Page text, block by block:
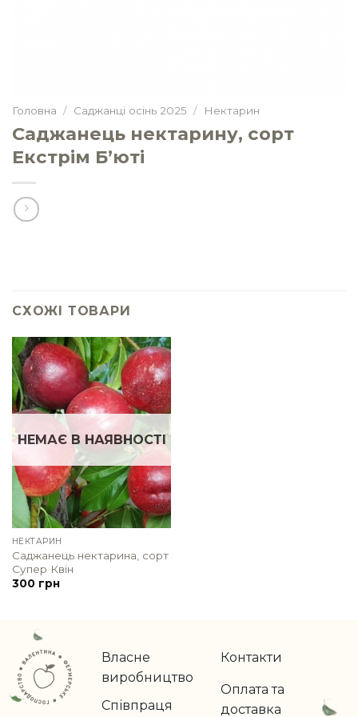
Головна / Саджанці осінь 2025 / Нектарин
Саджанець нектарину, сорт
Екстрім Б’юті
СХОЖІ ТОВАРИ
НЕМАЄ В НАЯВНОСТІ
НЕКТАРИН
Саджанець нектарина, сорт
Супер Квін
300 грн
Власне
виробництво
Співпраця
Контакти
Оплата та
доставка